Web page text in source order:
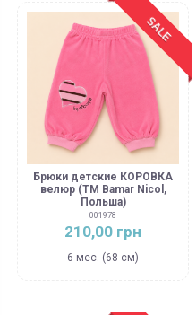
SALE
Брюки детские КОРОВКА
велюр (ТМ Bamar Nicol,
Польша)
001978
210,00 грн
6 мес. (68 см)